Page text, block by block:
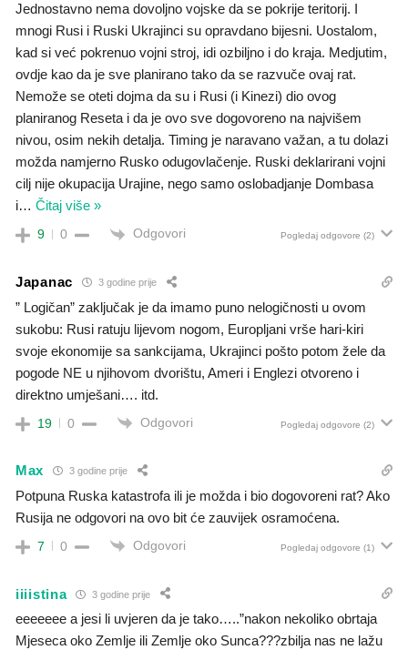
Jednostavno nema dovoljno vojske da se pokrije teritorij. I
mnogi Rusi i Ruski Ukrajinci su opravdano bijesni. Uostalom,
kad si već pokrenuo vojni stroj, idi ozbiljno i do kraja. Medjutim,
ovdje kao da je sve planirano tako da se razvuče ovaj rat.
Nemože se oteti dojma da su i Rusi (i Kinezi) dio ovog
planiranog Reseta i da je ovo sve dogovoreno na najvišem
nivou, osim nekih detalja. Timing je naravano važan, a tu dolazi
možda namjerno Rusko odugovlačenje. Ruski deklarirani vojni
cilj nije okupacija Urajine, nego samo oslobadjanje Dombasa
i… Čitaj više »
9 0 Odgovori Pogledaj odgovore (2)
Japanac 3 godine prije
” Logičan” zaključak je da imamo puno nelogičnosti u ovom
sukobu: Rusi ratuju lijevom nogom, Europljani vrše hari-kiri
svoje ekonomije sa sankcijama, Ukrajinci pošto potom žele da
pogode NE u njihovom dvorištu, Ameri i Englezi otvoreno i
direktno umješani…. itd.
19 0 Odgovori Pogledaj odgovore (2)
Max 3 godine prije
Potpuna Ruska katastrofa ili je možda i bio dogovoreni rat? Ako
Rusija ne odgovori na ovo bit će zauvijek osramoćena.
7 0 Odgovori Pogledaj odgovore (1)
iiiistina 3 godine prije
eeeeeee a jesi li uvjeren da je tako…..”nakon nekoliko obrtaja
Mjeseca oko Zemlje ili Zemlje oko Sunca???zbilja nas ne lažu